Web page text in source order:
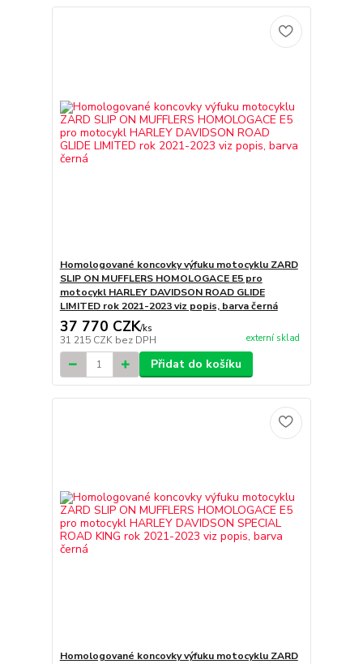
Homologované koncovky výfuku motocyklu ZARD
SLIP ON MUFFLERS HOMOLOGACE E5 pro
motocykl HARLEY DAVIDSON ROAD GLIDE
LIMITED rok 2021-2023 viz popis, barva černá
37 770 CZK/ks
31 215 CZK bez DPH externí sklad
Přidat do košíku
Homologované koncovky výfuku motocyklu ZARD